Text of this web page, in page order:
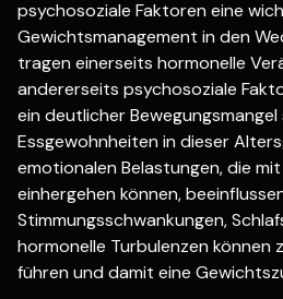
psychosoziale Faktoren eine
Gewichtsmanagement in den
tragen einerseits hormonelle
andererseits psychosoziale
ein deutlicher
Essgewohnheiten in dieser
emotionalen Belastungen, die
einhergehen können,
Stimmungsschwankungen,
hormonelle Turbulenzen können
führen und damit eine